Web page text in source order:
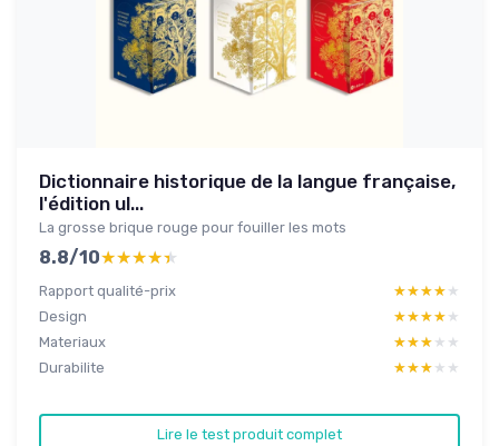
Dictionnaire historique de la langue française,
l'édition ul...
La grosse brique rouge pour fouiller les mots
8.8/10★★★★★
★★★★★
Rapport qualité-prix ★★★★★
★★★★★
Design
★★★★★
★★★★★
Materiaux
★★★★★
★★★★★
Durabilite
★★★★★
★★★★★
Lire le test produit complet